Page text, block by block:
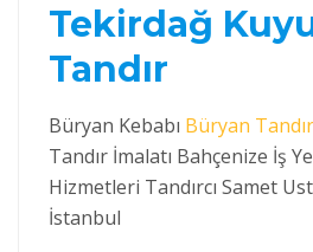
Tekirdağ
Tandır
Büryan Kebabı Büryan
Tandır İmalatı Bahçenize İş
Hizmetleri Tandırcı Samet
İstanbul